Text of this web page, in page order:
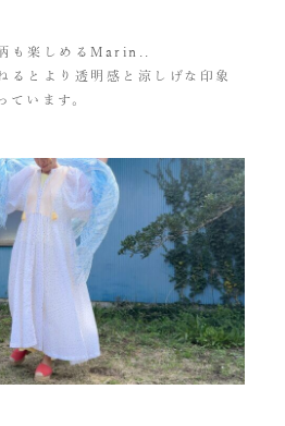
も楽しめるMarin..
るとより透明感と涼しげな印象
ています。